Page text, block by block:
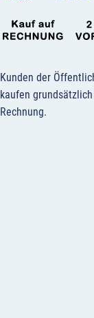
Kunden der
kaufen
Rechnung.